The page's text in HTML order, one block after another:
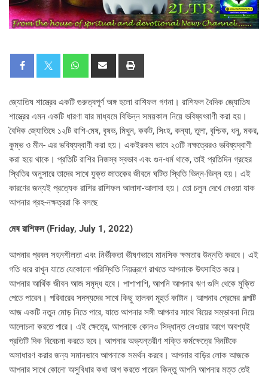
জ্যোতিষ শাস্ত্রের একটি গুরুত্বপূর্ণ অঙ্গ হলো রাশিফল গণনা। রাশিফল বৈদিক জ্যোতিষ
শাস্ত্রের এমন একটি ধারণা যার মাধ্যমে বিভিন্ন সময়কাল নিয়ে ভবিষ্যৎবাণী করা হয়।
বৈদিক জ্যোতিষে ১২টি রাশি-মেষ, বৃষভ, মিথুন, কর্কট, সিংহ, কন্যা, তুলা, বৃশ্চিক, ধনু, মকর,
কুম্ভ ও মীন- এর ভবিষ্যদ্বাণী করা হয়। একইরকম ভাবে ২৩টি নক্ষত্রেরও ভবিষ্যদ্বাণী
করা হয়ে থাকে। প্রতিটি রাশির নিজস্ব স্বভাব এবং গুন-ধর্ম থাকে, তাই প্রতিদিন গ্রহের
স্থিতির অনুসারে তাদের সাথে যুক্ত জাতকের জীবনে ঘটিত স্থিতি ভিন্ন-ভিন্ন হয়। এই
কারণের জন্যই প্রত্যেক রাশির রাশিফল আলাদা-আলাদা হয়। তো চলুন দেখে নেওয়া যাক
আপনার গ্রহ-নক্ষত্ররা কি বলছে
মেষ রাশিফল (Friday, July 1, 2022)
আপনার প্রবল সহনশীলতা এবং নির্ভীকতা ভীষণভাবে মানসিক ক্ষমতার উন্নতি করবে। এই
গতি ধরে রাখুন যাতে যেকোনো পরিস্থিতি নিয়ন্ত্রণে রাখতে আপনাকে উৎসাহিত করে।
আপনার আর্থিক জীবন আজ সমৃদ্ধ হবে। পাশাপাশি, আপনি আপনার ঋণ গুলি থেকে মুক্তি
পেতে পারেন। পরিবারের সদস্যদের সাথে কিছু হালকা মূহুর্ত কাটান। আপনার প্রেমের গল্পটি
আজ একটি নতুন মোড় নিতে পারে, যাতে আপনার সঙ্গী আপনার সাথে বিয়ের সম্ভাবনা নিয়ে
আলোচনা করতে পারে। এই ক্ষেত্রে, আপনাকে কোনও সিদ্ধান্ত নেওয়ার আগে অবশ্যই
প্রতিটি দিক বিবেচনা করতে হবে। আপনার অভ্যন্তরীণ শক্তি কর্মক্ষেত্রে দিনটিকে
অসাধারণ করার জন্য সমানভাবে আপনাকে সমর্থন করবে। আপনার বাড়ির লোক আজকে
আপনার সাথে কোনো অসুবিধার কথা ভাগ করতে পারেন কিন্তু আপনি আপনার মত্ত তেই